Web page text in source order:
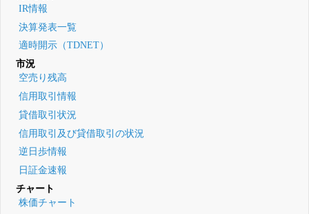
IR情報
決算発表一覧
適時開示（TDNET）
市況
空売り残高
信用取引情報
貸借取引状況
信用取引及び貸借取引の状況
逆日歩情報
日証金速報
チャート
株価チャート